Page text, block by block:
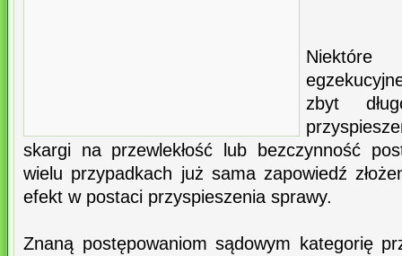
zbyt
skargi na przewlekłość lub bezczynność
wielu przypadkach już sama zapowiedź
efekt w postaci przyspieszenia sprawy.
Znaną postępowaniom sądowym kategorię